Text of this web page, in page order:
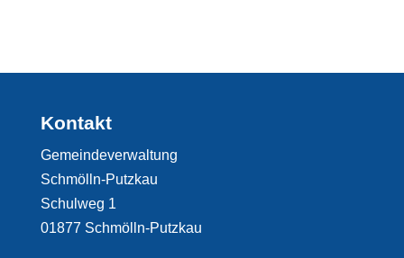
Kontakt
Gemeindeverwaltung
Schmölln-Putzkau
Schulweg 1
01877 Schmölln-Putzkau